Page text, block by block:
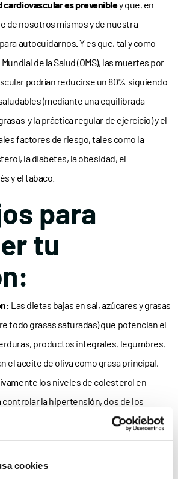
cookies
cardiovascular es prevenibley que, en
de nosotros mismos y de nuestra
autocuidarnos.Y es que, tal y como
de la Salud (OMS), las muertes por
podrían reducirse un 80% siguiendo
(mediante una equilibrada
y la práctica regular de ejercicio) y el
factores de riesgo, tales como la
la diabetes, la obesidad, el
y el tabaco.
para
tu
Las dietas bajas en sal, azúcares y grasas
todo grasas saturadas) que potencian el
productos integrales, legumbres,
el aceite de oliva como grasa principal,
los niveles de colesterol en
controlar la hipertensión, dos de los
riesgo para la enfermedad
forma regular